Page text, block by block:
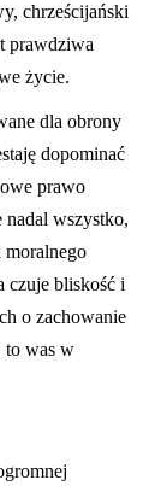
chrześcijański
prawdziwa
życie.
dla obrony
dopominać
prawo
nadal wszystko,
czuje bliskość i
o zachowanie
to was w